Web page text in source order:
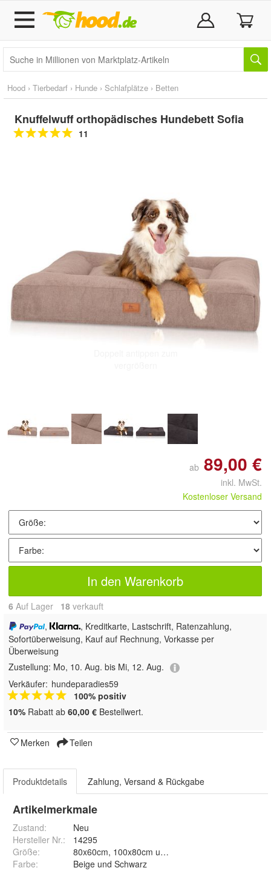
Hood › Tierbedarf › Hunde › Schlafplätze › Betten
Knuffelwuff orthopädisches Hundebett Sofia
11
ab 89,00 €
inkl. MwSt.
Kostenloser Versand
In den Warenkorb
6 Auf Lager 18 verkauft
,
, Kreditkarte, Lastschrift, Ratenzahlung,
Sofortüberweisung, Kauf auf Rechnung, Vorkasse per
Überweisung
Zustellung: Mo, 10. Aug. bis Mi, 12. Aug.
Verkäufer: hundeparadies59
100% positiv
10% Rabatt ab 60,00 € Bestellwert.
Merken Teilen
Produktdetails Zahlung, Versand & Rückgabe
Artikelmerkmale
Zustand:
Neu
Hersteller Nr.:
14295
Größe:
Farbe: Beige und Schwarz